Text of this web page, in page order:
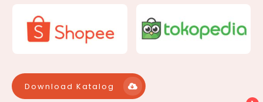
Download Katalog